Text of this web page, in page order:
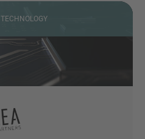
TECHNOLOGY